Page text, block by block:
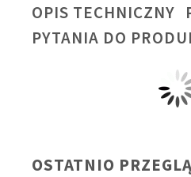
OPIS TECHNICZNY
PYTANIA DO
OSTATNIO